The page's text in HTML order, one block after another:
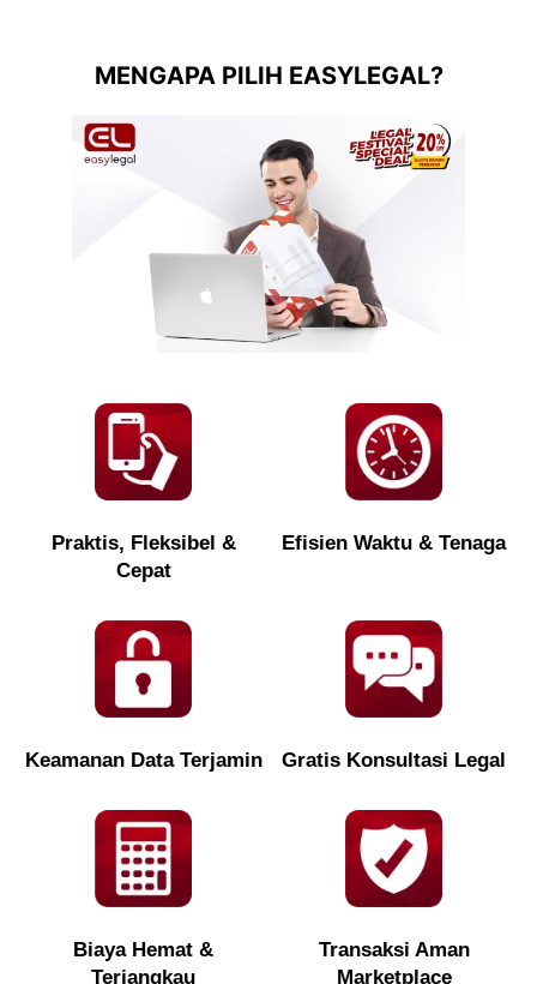
MENGAPA PILIH EASYLEGAL?
Praktis, Fleksibel &
Cepat
Efisien Waktu & Tenaga
Keamanan Data Terjamin Gratis Konsultasi Legal
Biaya Hemat &
Terjangkau
Transaksi Aman
Marketplace